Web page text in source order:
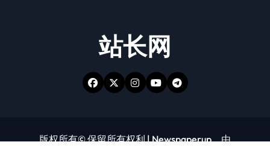
站长网
版权所有© 保留所有权利|Newspaperup，由